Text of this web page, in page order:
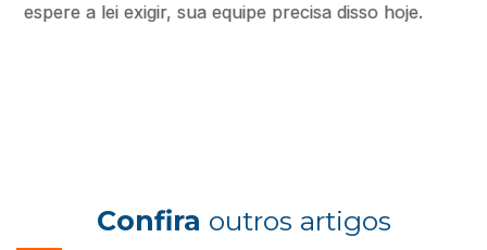
espere a lei exigir, sua equipe precisa disso hoje.
Confira outros artigos